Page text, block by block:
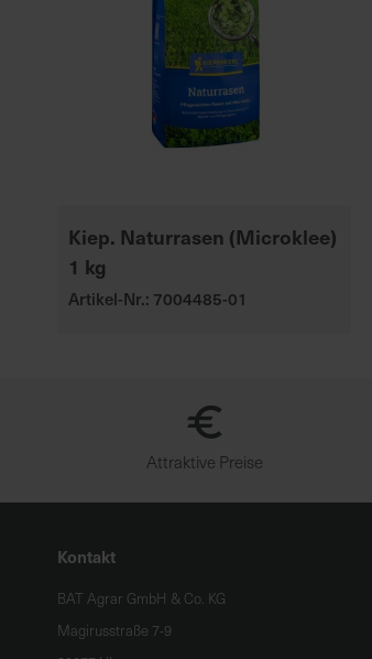
Kiep. Naturrasen (Microklee)
1 kg
Artikel-Nr.: 7004485-01
Attraktive Preise
Kontakt
BAT Agrar GmbH & Co. KG
Magirusstraße 7-9